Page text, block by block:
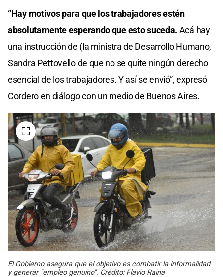
“Hay motivos para que los trabajadores estén
absolutamente esperando que esto suceda. Acá hay
una instrucción de (la ministra de Desarrollo Humano,
Sandra Pettovello de que no se quite ningún derecho
esencial de los trabajadores. Y así se envió”, expresó
Cordero en diálogo con un medio de Buenos Aires.
El Gobierno asegura que el objetivo es combatir la informalidad
y generar "empleo genuino". Crédito: Flavio Raina